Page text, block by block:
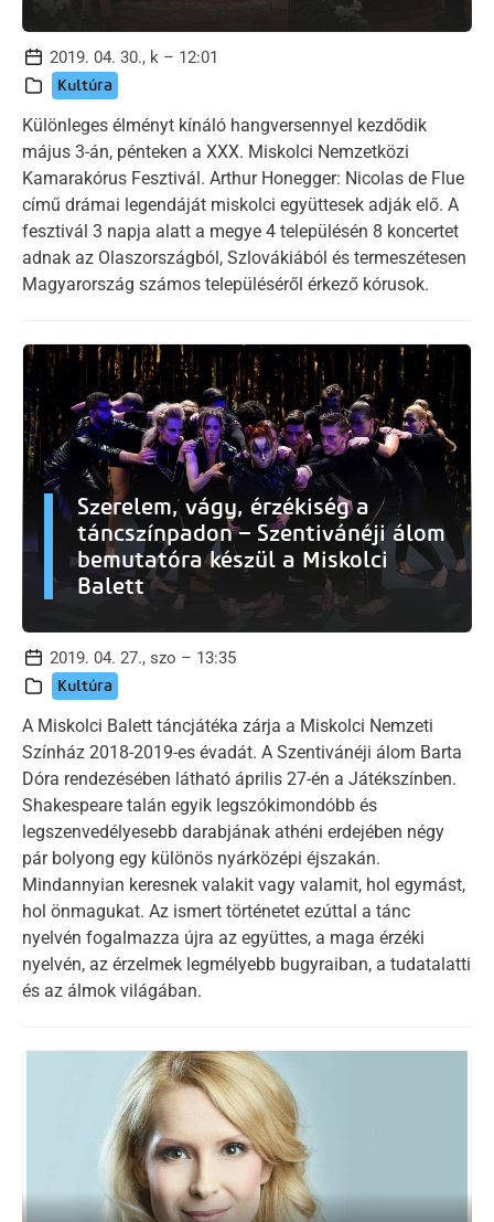
2019. 04. 30., k – 12:01
Kultúra
Különleges élményt kínáló hangversennyel kezdődik
május 3-án, pénteken a XXX. Miskolci Nemzetközi
Kamarakórus Fesztivál. Arthur Honegger: Nicolas de Flue
című drámai legendáját miskolci együttesek adják elő. A
fesztivál 3 napja alatt a megye 4 településén 8 koncertet
adnak az Olaszországból, Szlovákiából és termeszétesen
Magyarország számos településéről érkező kórusok.
Szerelem, vágy, érzékiség a
táncszínpadon – Szentivánéji álom
bemutatóra készül a Miskolci
Balett
2019. 04. 27., szo – 13:35
Kultúra
A Miskolci Balett táncjátéka zárja a Miskolci Nemzeti
Színház 2018-2019-es évadát. A Szentivánéji álom Barta
Dóra rendezésében látható április 27-én a Játékszínben.
Shakespeare talán egyik legszókimondóbb és
legszenvedélyesebb darabjának athéni erdejében négy
pár bolyong egy különös nyárközépi éjszakán.
Mindannyian keresnek valakit vagy valamit, hol egymást,
hol önmagukat. Az ismert történetet ezúttal a tánc
nyelvén fogalmazza újra az együttes, a maga érzéki
nyelvén, az érzelmek legmélyebb bugyraiban, a tudatalatti
és az álmok világában.